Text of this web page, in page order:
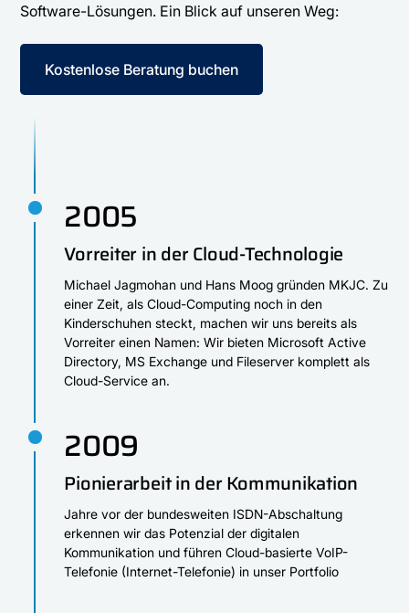
Software-Lösungen. Ein Blick auf unseren Weg:
Kostenlose Beratung buchen
2005
Vorreiter in der Cloud-Technologie
Michael Jagmohan und Hans Moog gründen MKJC. Zu
einer Zeit, als Cloud-Computing noch in den
Kinderschuhen steckt, machen wir uns bereits als
Vorreiter einen Namen: Wir bieten Microsoft Active
Directory, MS Exchange und Fileserver komplett als
Cloud-Service an.
2009
Pionierarbeit in der Kommunikation
Jahre vor der bundesweiten ISDN-Abschaltung
erkennen wir das Potenzial der digitalen
Kommunikation und führen Cloud-basierte VoIP-
Telefonie (Internet-Telefonie) in unser Portfolio